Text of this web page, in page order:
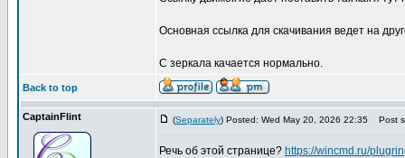
Основная ссылка для скачивания ведет на
С зеркала качается нормально.
Back to top
CaptainFlint (Separately) Posted: Wed May 20, 2026 22:35 Post
Речь об этой странице? https://wincmd.ru/